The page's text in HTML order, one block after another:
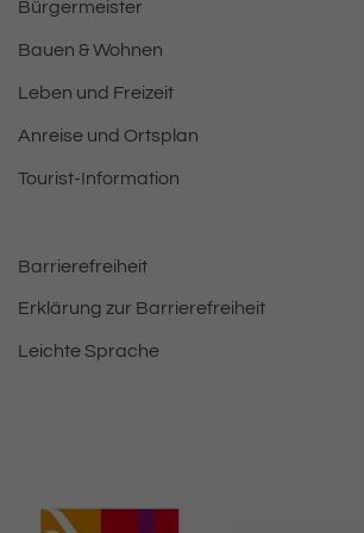
Bürgermeister
Bauen & Wohnen
Leben und Freizeit
Anreise und Ortsplan
Tourist-Information
Barrierefreiheit
Erklärung zur Barrierefreiheit
Leichte Sprache